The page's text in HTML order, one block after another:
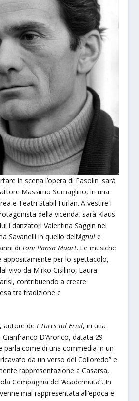
in scena l’opera di Pasolini sarà
Massimo Somaglino, in una
e Teatri Stabil Furlan. A vestire i
della vicenda, sarà Klaus
i danzatori Valentina Saggin nel
Savanelli in quello dell’Agnule
di Toni Pansa Muart. Le musiche
appositamente per lo spettacolo,
vivo da Mirko Cisilino, Laura
contribuendo a creare
tra tradizione e
autore deI Turcs tal Friul, in una
D’Aronco, datata 29
parla come di una commedia in un
da un verso del Colloredo” e
rappresentazione a Casarsa,
Compagnia dell’Academiuta”. In
mai rappresentata all’epoca e